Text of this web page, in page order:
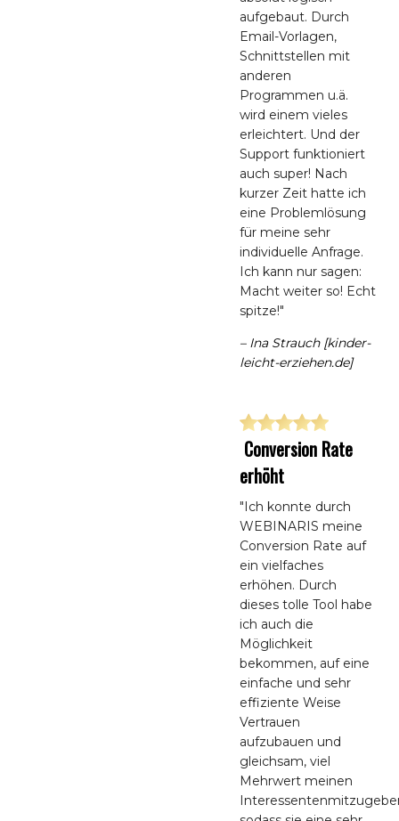
aufgebaut. Durch
Email-Vorlagen,
Schnittstellen mit
anderen
Programmen u.ä.
wird einem vieles
erleichtert. Und der
Support funktioniert
auch super! Nach
kurzer Zeit hatte ich
eine Problemlösung
für meine sehr
individuelle Anfrage.
Ich kann nur sagen:
Macht weiter so! Echt
spitze!"
– Ina Strauch [kinder-
leicht-erziehen.de]
Conversion Rate
erhöht
"Ich konnte durch
WEBINARIS meine
Conversion Rate auf
ein vielfaches
erhöhen. Durch
dieses tolle Tool habe
ich auch die
Möglichkeit
bekommen, auf eine
einfache und sehr
effiziente Weise
Vertrauen
aufzubauen und
gleichsam, viel
Mehrwert meinen